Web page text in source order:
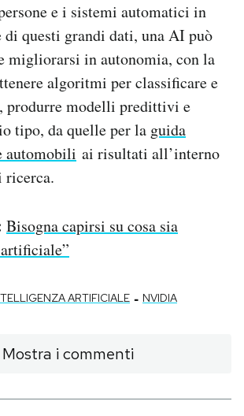
e i sistemi automatici in
di questi grandi dati, una AI può
migliorarsi in autonomia, con la
algoritmi per classificare e
produrre modelli predittivi e
tipo, da quelle per la guida
automobili ai risultati all’interno
ricerca.
Bisogna capirsi su cosa sia
ARTIFICIALE - NVIDIA
Mostra i commenti